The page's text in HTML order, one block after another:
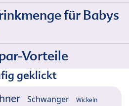
für Babys
Vorteile
geklickt
Schwanger Wickeln